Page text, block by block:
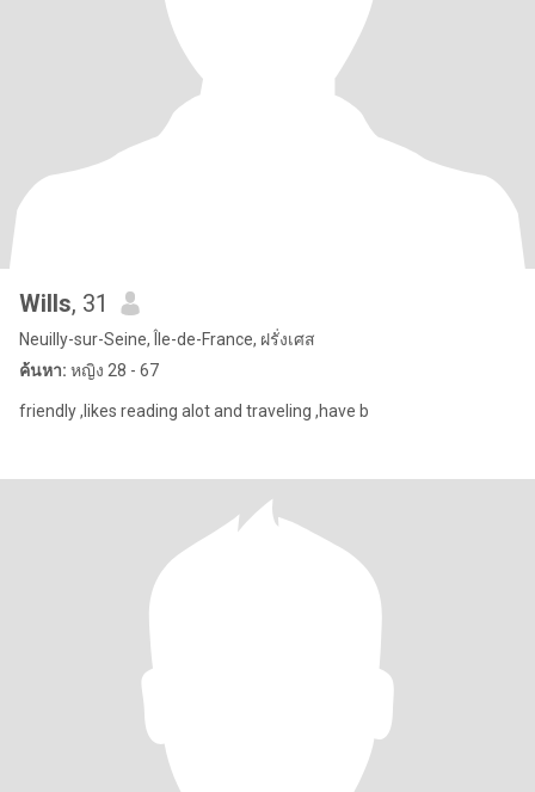
Wills, 31
Neuilly-sur-Seine, Île-de-France, ฝรั่งเศส
ค้นหา: หญิง 28 - 67
friendly ,likes reading alot and traveling ,have b